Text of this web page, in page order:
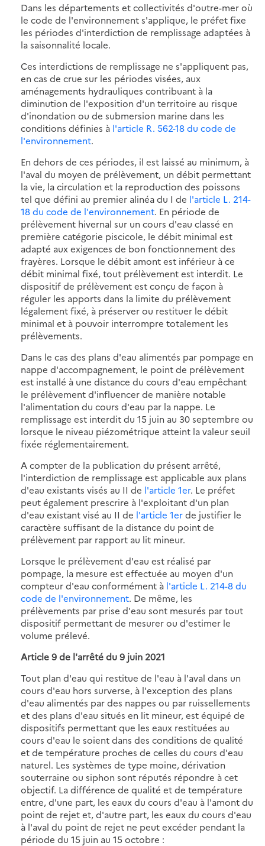
Dans les départements et collectivités d'outre-mer où
le code de l'environnement s'applique, le préfet fixe
les périodes d'interdiction de remplissage adaptées à
la saisonnalité locale.
Ces interdictions de remplissage ne s'appliquent pas,
en cas de crue sur les périodes visées, aux
aménagements hydrauliques contribuant à la
diminution de l'exposition d'un territoire au risque
d'inondation ou de submersion marine dans les
conditions définies à l'article R. 562-18 du code de
l'environnement.
En dehors de ces périodes, il est laissé au minimum, à
l'aval du moyen de prélèvement, un débit permettant
la vie, la circulation et la reproduction des poissons
tel que défini au premier alinéa du I de l'article L. 214-
18 du code de l'environnement. En période de
prélèvement hivernal sur un cours d'eau classé en
première catégorie piscicole, le débit minimal est
adapté aux exigences de bon fonctionnement des
frayères. Lorsque le débit amont est inférieur à ce
débit minimal fixé, tout prélèvement est interdit. Le
dispositif de prélèvement est conçu de façon à
réguler les apports dans la limite du prélèvement
légalement fixé, à préserver ou restituer le débit
minimal et à pouvoir interrompre totalement les
prélèvements.
Dans le cas des plans d'eau alimentés par pompage en
nappe d'accompagnement, le point de prélèvement
est installé à une distance du cours d'eau empêchant
le prélèvement d'influencer de manière notable
l'alimentation du cours d'eau par la nappe. Le
remplissage est interdit du 15 juin au 30 septembre ou
lorsque le niveau piézométrique atteint la valeur seuil
fixée réglementairement.
A compter de la publication du présent arrêté,
l'interdiction de remplissage est applicable aux plans
d'eau existants visés au II de l'article 1er. Le préfet
peut également prescrire à l'exploitant d'un plan
d'eau existant visé au II de l'article 1erde justifier le
caractère suffisant de la distance du point de
prélèvement par rapport au lit mineur.
Lorsque le prélèvement d'eau est réalisé par
pompage, la mesure est effectuée au moyen d'un
compteur d'eau conformément à l'article L. 214-8 du
code de l'environnement. De même, les
prélèvements par prise d'eau sont mesurés par tout
dispositif permettant de mesurer ou d'estimer le
volume prélevé.
Article 9 de l'arrêté du 9 juin 2021
Tout plan d'eau qui restitue de l'eau à l'aval dans un
cours d'eau hors surverse, à l'exception des plans
d'eau alimentés par des nappes ou par ruissellements
et des plans d'eau situés en lit mineur, est équipé de
dispositifs permettant que les eaux restituées au
cours d'eau le soient dans des conditions de qualité
et de température proches de celles du cours d'eau
naturel. Les systèmes de type moine, dérivation
souterraine ou siphon sont réputés répondre à cet
objectif. La différence de qualité et de température
entre, d'une part, les eaux du cours d'eau à l'amont du
point de rejet et, d'autre part, les eaux du cours d'eau
à l'aval du point de rejet ne peut excéder pendant la
période du 15 juin au 15 octobre :